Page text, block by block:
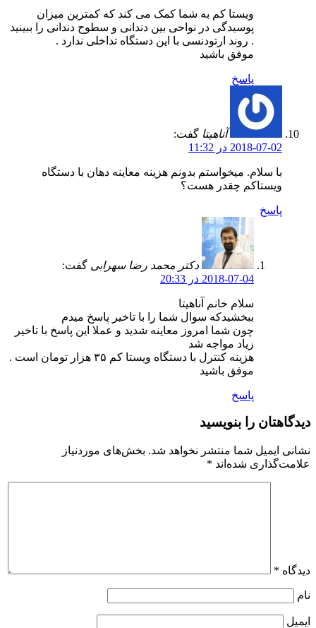
ویستا کم به شما کمک می کند که کمترین میزان
پوسیدگی در نواحی بین دندانی و سطوح دندانی را ببینید
. روند ارتودنسی با این دستگاه تداخلی ندارد .
موفق باشید
پاسخ
آناهیتا گفت:
2018-07-02 در 11:32
با سلام. میخواستم بدونم هزینه معاینه دهان با دستگاه
ویستاکم چقدر هست؟
پاسخ
دکتر محمد رضا سهرابی گفت:
2018-07-04 در 20:33
سلام خانم آناهیتا
ببخشیدکه سوال شما را با تاخیر پاسخ میدم
چون شما امروز معاینه شدید و عملا این پاسخ با تاخیر
زیاد مواجه شد
هزینه کنترل با دستگاه ویستا کم ۳۵ هزار تومان است .
موفق باشید
پاسخ
دیدگاهتان را بنویسید
نشانی ایمیل شما منتشر نخواهد شد. بخش‌های موردنیاز
علامت‌گذاری شده‌اند *
دیدگاه *
نام
ایمیل